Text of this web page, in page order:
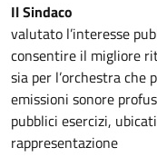
Il Sindaco
valutato l’interesse
consentire il migliore
sia per l’orchestra che
emissioni sonore
pubblici esercizi,
rappresentazione